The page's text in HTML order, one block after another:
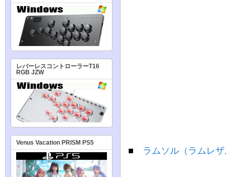
■ ラムソル（ラムレ
レバーレスコントローラーT16
RGB JZW
Venus Vacation PRISM PS5